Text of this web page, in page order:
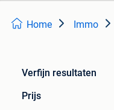
Home Immo
Verfijn resultaten
Prijs